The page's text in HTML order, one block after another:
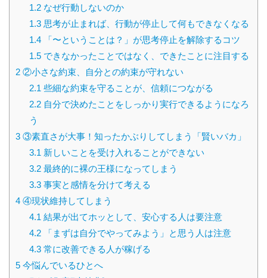
1.2なぜ行動しないのか
1.3思考が止まれば、行動が停止して何もできなくなる
1.4「〜ということは？」が思考停止を解除するコツ
1.5できなかったことではなく、できたことに注目する
2 ②小さな約束、自分との約束が守れない
2.1 些細な約束を守ることが、信頼につながる
2.2自分で決めたことをしっかり実行できるようになろ
う
3 ③素直さが大事！知ったかぶりしてしまう「賢いバカ」
3.1 新しいことを受け入れることができない
3.2最終的に裸の王様になってしまう
3.3事実と感情を分けて考える
4 ④現状維持してしまう
4.1 結果が出てホッとして、安心する人は要注意
4.2「まずは自分でやってみよう」と思う人は注意
4.3常に改善できる人が稼げる
5 今悩んでいるひとへ